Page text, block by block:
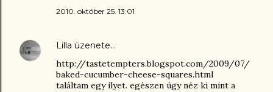
2010. október 25. 13:01
Lilla üzenete…
http://tastetempters.blogspot.com/2009/07/
baked-cucumber-cheese-squares.html
találtam egy ilyet. egészen úgy néz ki mint a